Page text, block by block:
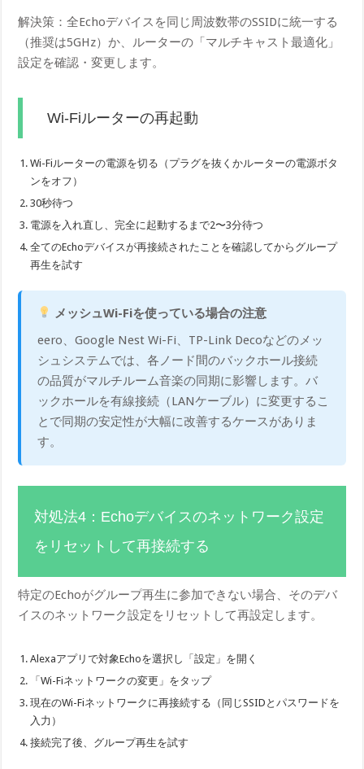
解決策：全Echoデバイスを同じ周波数帯のSSIDに統一する
（推奨は5GHz）か、ルーターの「マルチキャスト最適化」
設定を確認・変更します。
Wi-Fiルーターの再起動
Wi-Fiルーターの電源を切る（プラグを抜くかルーターの電源ボタ
ンをオフ）
30秒待つ
電源を入れ直し、完全に起動するまで2〜3分待つ
全てのEchoデバイスが再接続されたことを確認してからグループ
再生を試す
メッシュWi-Fiを使っている場合の注意
eero、Google Nest Wi-Fi、TP-Link Decoなどのメッ
シュシステムでは、各ノード間のバックホール接続
の品質がマルチルーム音楽の同期に影響します。バ
ックホールを有線接続（LANケーブル）に変更するこ
とで同期の安定性が大幅に改善するケースがありま
す。
対処法4：Echoデバイスのネットワーク設定
をリセットして再接続する
特定のEchoがグループ再生に参加できない場合、そのデバ
イスのネットワーク設定をリセットして再設定します。
Alexaアプリで対象Echoを選択し「設定」を開く
「Wi-Fiネットワークの変更」をタップ
現在のWi-Fiネットワークに再接続する（同じSSIDとパスワードを
入力）
接続完了後、グループ再生を試す